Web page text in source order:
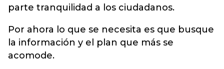
parte tranquilidad a los ciudadanos.
Por ahora lo que se necesita es que busque
la información y el plan que más se
acomode.